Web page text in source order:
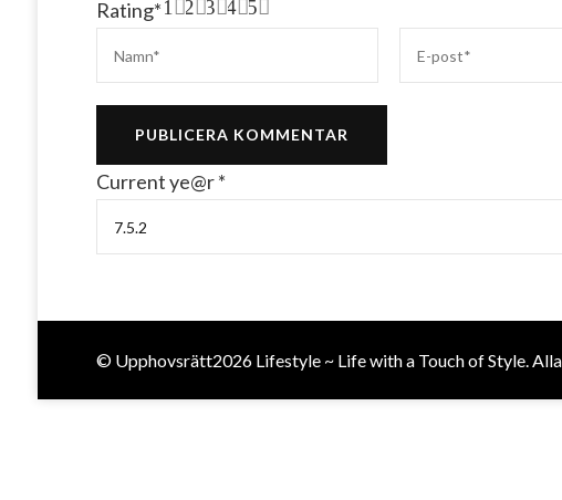
Rating* 5
4
3
2
1
Current ye@r*
© Upphovsrätt2026 Lifestyle ~ Life with a Touch of Style.